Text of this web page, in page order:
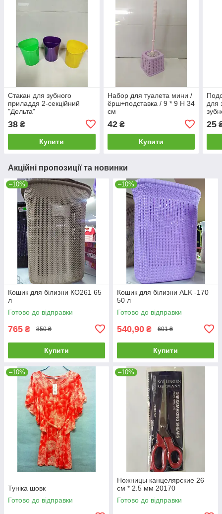
Стакан для зубного
приладдя 2-секційний
"Дельта"
38 ₴
Купити
Набор для туалета мини /
ёрш+подставка / 9 * 9 Н 34
см
42₴
Купити
для
25
Акційні пропозиції та новинки
–10%
Кошик для білизни КО261 65
л
Готово до відправки
765 ₴ 850 ₴
Купити
–10%
Кошик для білизни ALK -170
50 л
Готово до відправки
540,90 ₴ 601 ₴
Купити
–10%
Туніка шовк
Готово до відправки
–10%
Ножницы канцелярские 26
см * 2.5 мм 20170
Готово до відправки